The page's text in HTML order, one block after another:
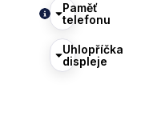
Paměť
telefonu
Uhlopříčka
displeje